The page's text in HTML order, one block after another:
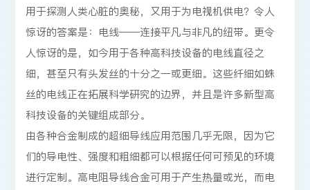
用于探测人类心脏的奥秘，又用于为电视机供电？令人
惊讶的答案是：电线——连接平凡与非凡的纽带。更令
人惊讶的是，如今用于各种高科技设备的电线直径之
细，甚至只有头发丝的十分之一或更细。这些纤细如蛛
丝的电线正在拓展科学研究的边界，并且是许多新型高
科技设备的关键组成部分。
由各种合金制成的超细导线应用范围几乎无限，因为它
们的导电性、强度和粗细都可以根据任何可预见的环境
进行定制。高电阻导线合金可用于产生热量或光，而电